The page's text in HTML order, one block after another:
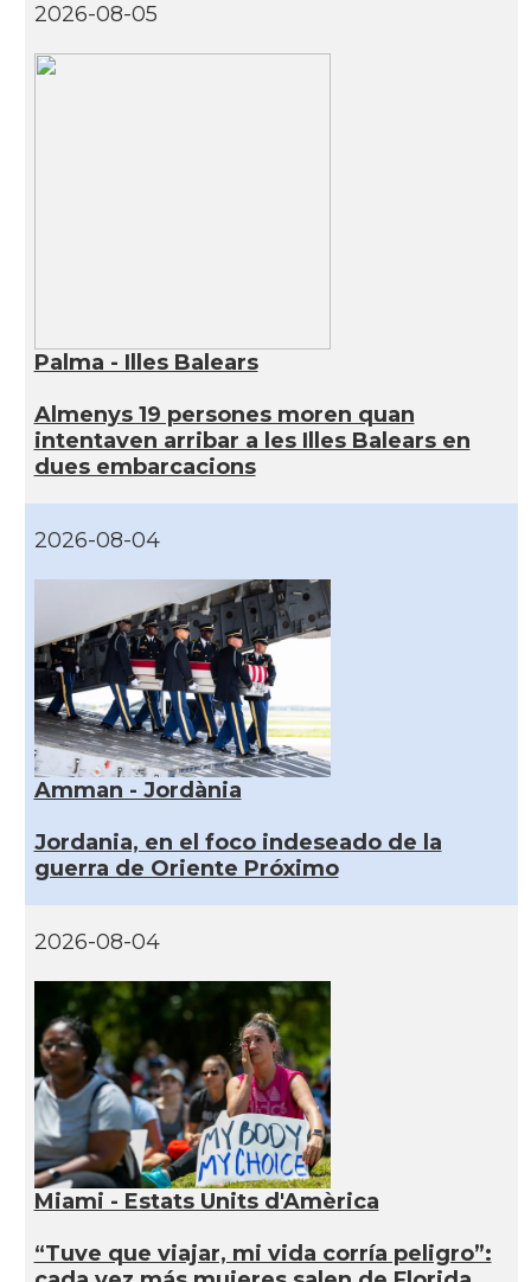
2026-08-05
Palma - Illes Balears
Almenys 19 persones moren quan
intentaven arribar a les Illes Balears en
dues embarcacions
2026-08-04
Amman - Jordània
Jordania, en el foco indeseado de la
guerra de Oriente Próximo
2026-08-04
Miami - Estats Units d'Amèrica
“Tuve que viajar, mi vida corría peligro”: